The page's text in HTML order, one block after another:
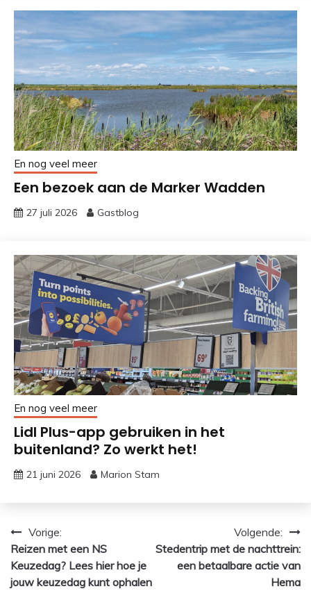
En nog veel meer
Een bezoek aan de Marker Wadden
27 juli 2026 Gastblog
En nog veel meer
Lidl Plus-app gebruiken in het
buitenland? Zo werkt het!
21 juni 2026 Marion Stam
Bericht
navigatie
Vorige:
Reizen met een NS
Keuzedag? Lees hier hoe je
jouw keuzedag kunt ophalen
Volgende:
Stedentrip met de nachttrein:
een betaalbare actie van
Hema